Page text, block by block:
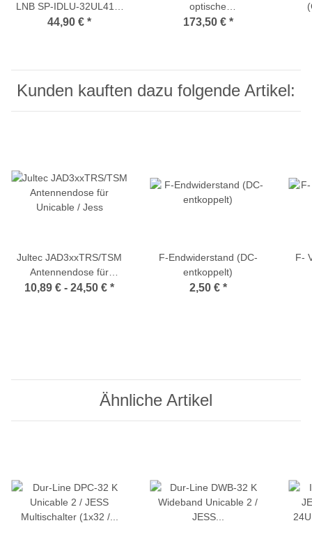
LNB SP-IDLU-32UL412-
UNBRR-OPP (32
44,90 € *
optische
Einkabelumsetzer 1 SAT /
173,50 € *
Kunden kauften dazu folgende Artikel:
Jultec JAD3xxTRS/TSM
Antennendose für
Unicable / Jess
10,89 € - 24,50 € *
F-Endwiderstand (DC-
entkoppelt)
2,50 € *
F-
Ähnliche Artikel